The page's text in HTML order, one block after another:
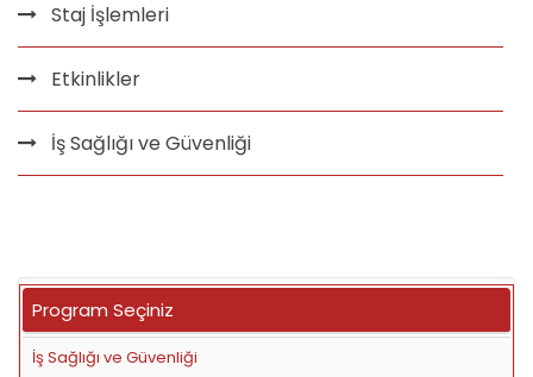
Staj İşlemleri
Etkinlikler
İş Sağlığı ve Güvenliği
Program Seçiniz
İş Sağlığı ve Güvenliği